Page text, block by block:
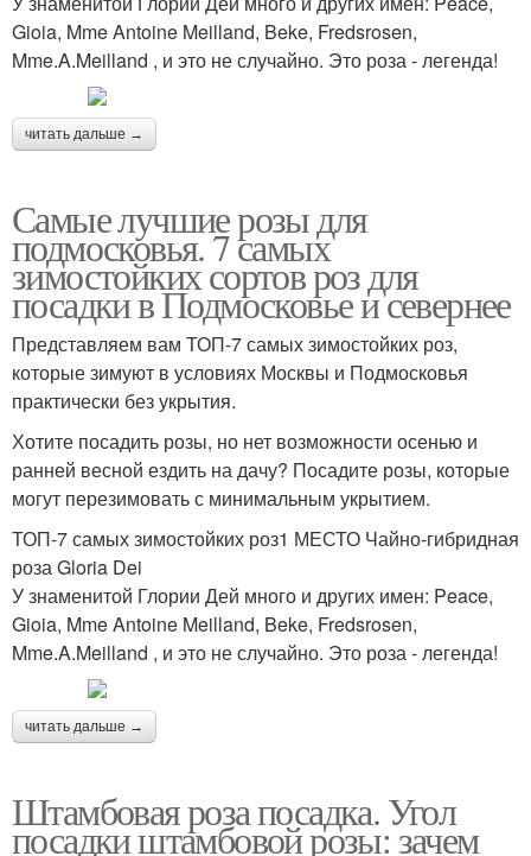
Gioia, Mme Antoine Meilland, Beke, Fredsrosen,
Mme.A.Meilland , и это не случайно. Это роза - легенда!
читать дальше →
Самые лучшие розы для
подмосковья. 7 самых
зимостойких сортов роз для
посадки в Подмосковье и севернее
Представляем вам ТОП-7 самых зимостойких роз,
которые зимуют в условиях Москвы и Подмосковья
практически без укрытия.
Хотите посадить розы, но нет возможности осенью и
ранней весной ездить на дачу? Посадите розы, которые
могут перезимовать с минимальным укрытием.
ТОП-7 самых зимостойких роз1 МЕСТО Чайно-гибридная
роза Gloria Dei
У знаменитой Глории Дей много и других имен: Peace,
Gioia, Mme Antoine Meilland, Beke, Fredsrosen,
Mme.A.Meilland , и это не случайно. Это роза - легенда!
читать дальше →
Штамбовая роза посадка. Угол
посадки штамбовой розы: зачем